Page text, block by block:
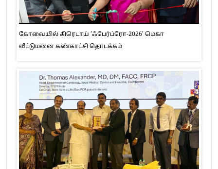
கோவையில் கிரெடாய் ‘ஃபேர்ப்ரோ-2026’ மெகா
வீட்டுமனை கண்காட்சி தொடக்கம்